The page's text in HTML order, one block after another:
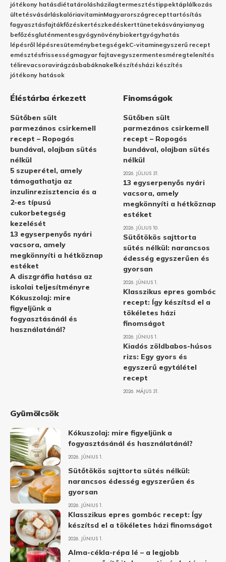
jótékony hatásdiétatárolásházilagtermesztéstippektáplálkozás
ültetésvásárláskalóriavitaminMagyarországrecepttartósítás
fagyasztásfajtákfőzéskertészkedéskerttünetekásványianyag
befőzésgluténmentesgyógynövénybiokertgyógyhatás
lépésről lépésresüteménybetegségekC-vitaminegyszerű recept
emésztésfrissességmagyar fajtavegyszermentesméregtelenítés
télirevacsoravirágzásbabáknakelkészítésházi készítés
jótékony hatások
Éléstárba érkezett
Sütőben sült
parmezános csirkemell
recept – Ropogós
bundával, olajban sütés
nélkül
5 szuperétel, amely
támogathatja az
inzulinrezisztencia és a
2-es típusú
cukorbetegség
kezelését
13 egyserpenyős nyári
vacsora, amely
megkönnyíti a hétköznap
estéket
A diszgráfia hatása az
iskolai teljesítményre
Kókuszolaj: mire
figyeljünk a
fogyasztásánál és
használatánál?
Finomságok
Sütőben sült
parmezános csirkemell
recept – Ropogós
bundával, olajban sütés
nélkül
2026. JÚLIUS 31.
13 egyserpenyős nyári
vacsora, amely
megkönnyíti a hétköznap
estéket
2026. JÚLIUS 10.
Sütőtökös sajttorta
sütés nélkül: narancsos
édesség egyszerűen és
gyorsan
2026. JÚNIUS 1.
Klasszikus epres gombóc
recept: Így készítsd el a
tökéletes házi
finomságot
2026. JÚNIUS 1.
Kiadós zöldbabos-húsos
rizs: Egy gyors és
egyszerű egytálétel
recept
2026. MÁJUS 31.
Gyümölcsök
Kókuszolaj: mire figyeljünk a
fogyasztásánál és használatánál?
2026. JÚNIUS 1.
Sütőtökös sajttorta sütés nélkül:
narancsos édesség egyszerűen és
gyorsan
2026. JÚNIUS 1.
Klasszikus epres gombóc recept: Így
készítsd el a tökéletes házi finomságot
2026. JÚNIUS 1.
Alma-cékla-répa lé – a legjobb